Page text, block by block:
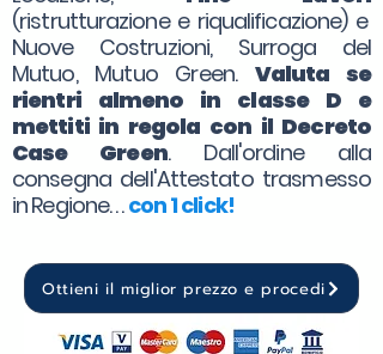
(ristrutturazione e riqualificazione) e
Nuove Costruzioni, Surroga del
Mutuo, Mutuo Green. Valuta se
rientri almeno in classe D e
mettiti in regola con il Decreto
Case Green. Dall'ordine alla
consegna dell'Attestato trasmesso
in Regione. . .con 1 click!
Ottieni il miglior prezzo e procedi